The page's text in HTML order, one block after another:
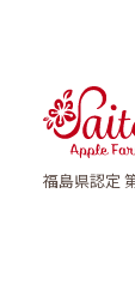
福島県認定